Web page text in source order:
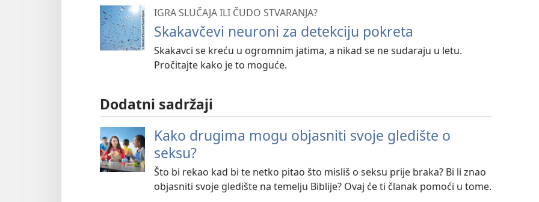
IGRA SLUČAJA ILI ČUDO STVARANJA?
Skakavčevi neuroni za detekciju pokreta
Skakavci se kreću u ogromnim jatima, a nikad se ne sudaraju u letu.
Pročitajte kako je to moguće.
Dodatni sadržaji
Kako drugima mogu objasniti svoje gledište o
seksu?
Što bi rekao kad bi te netko pitao što misliš o seksu prije braka? Bi li znao
objasniti svoje gledište na temelju Biblije? Ovaj će ti članak pomoći u tome.